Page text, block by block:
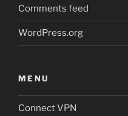
Comments feed
WordPress.org
MENU
Connect VPN